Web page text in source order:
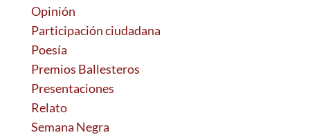
Opinión
Participación ciudadana
Poesía
Premios Ballesteros
Presentaciones
Relato
Semana Negra